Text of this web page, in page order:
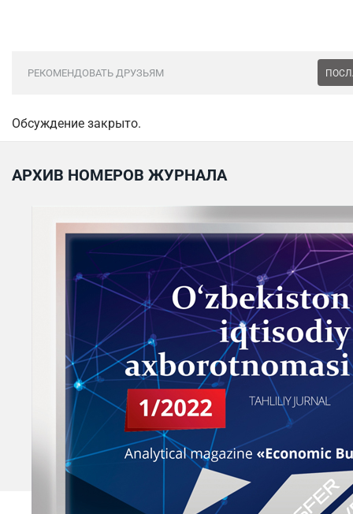
РЕКОМЕНДОВАТЬ ДРУЗЬЯМ
Обсуждение закрыто.
АРХИВ НОМЕРОВ ЖУРНАЛА